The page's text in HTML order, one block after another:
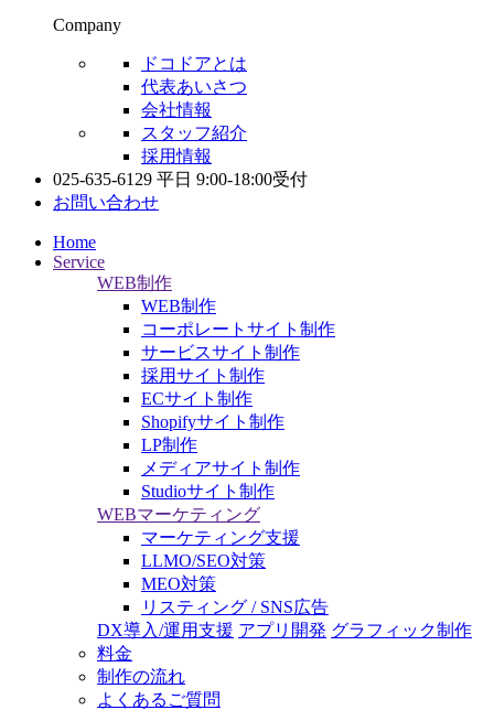
Company
ドコドアとは
代表あいさつ
会社情報
スタッフ紹介
採用情報
025-635-6129 平日 9:00-18:00受付
お問い合わせ
Home
Service
WEB制作
WEB制作
コーポレートサイト制作
サービスサイト制作
採用サイト制作
ECサイト制作
Shopifyサイト制作
LP制作
メディアサイト制作
Studioサイト制作
WEBマーケティング
マーケティング支援
LLMO/SEO対策
MEO対策
リスティング / SNS広告
DX導入/運用支援 アプリ開発 グラフィック制作
料金
制作の流れ
よくあるご質問